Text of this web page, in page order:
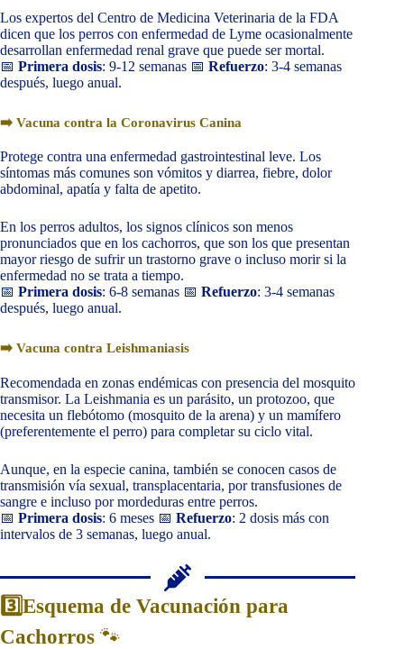
Los expertos del Centro de Medicina Veterinaria de la FDA
dicen que los perros con enfermedad de Lyme ocasionalmente
desarrollan enfermedad renal grave que puede ser mortal.
📅 Primera dosis: 9-12 semanas 📅 Refuerzo: 3-4 semanas
después, luego anual.
➡️ Vacuna contra la Coronavirus Canina
Protege contra una enfermedad gastrointestinal leve. Los
síntomas más comunes son vómitos y diarrea, fiebre, dolor
abdominal, apatía y falta de apetito.
En los perros adultos, los signos clínicos son menos
pronunciados que en los cachorros, que son los que presentan
mayor riesgo de sufrir un trastorno grave o incluso morir si la
enfermedad no se trata a tiempo.
📅 Primera dosis: 6-8 semanas 📅 Refuerzo: 3-4 semanas
después, luego anual.
➡️ Vacuna contra Leishmaniasis
Recomendada en zonas endémicas con presencia del mosquito
transmisor. La Leishmania es un parásito, un protozoo, que
necesita un flebótomo (mosquito de la arena) y un mamífero
(preferentemente el perro) para completar su ciclo vital.
Aunque, en la especie canina, también se conocen casos de
transmisión vía sexual, transplacentaria, por transfusiones de
sangre e incluso por mordeduras entre perros.
📅 Primera dosis: 6 meses 📅 Refuerzo: 2 dosis más con
intervalos de 3 semanas, luego anual.
3️⃣Esquema de Vacunación para
Cachorros 🐾